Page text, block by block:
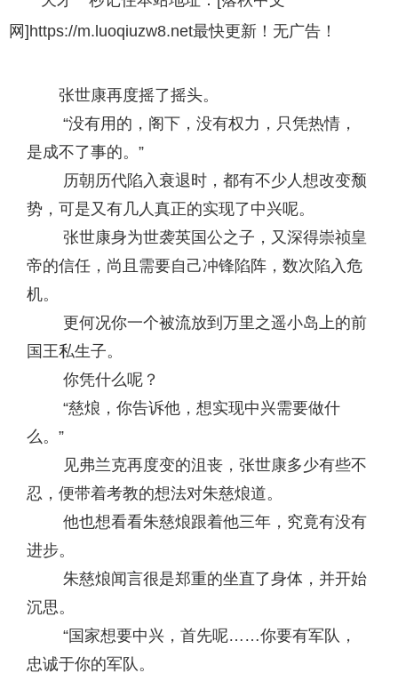
网]https://m.luoqiuzw8.net最快更新！无广告！
张世康再度摇了摇头。
“没有用的，阁下，没有权力，只凭热情，
是成不了事的。”
历朝历代陷入衰退时，都有不少人想改变颓
势，可是又有几人真正的实现了中兴呢。
张世康身为世袭英国公之子，又深得崇祯皇
帝的信任，尚且需要自己冲锋陷阵，数次陷入危
机。
更何况你一个被流放到万里之遥小岛上的前
国王私生子。
你凭什么呢？
“慈烺，你告诉他，想实现中兴需要做什
么。”
见弗兰克再度变的沮丧，张世康多少有些不
忍，便带着考教的想法对朱慈烺道。
他也想看看朱慈烺跟着他三年，究竟有没有
进步。
朱慈烺闻言很是郑重的坐直了身体，并开始
沉思。
“国家想要中兴，首先呢……你要有军队，
忠诚于你的军队。